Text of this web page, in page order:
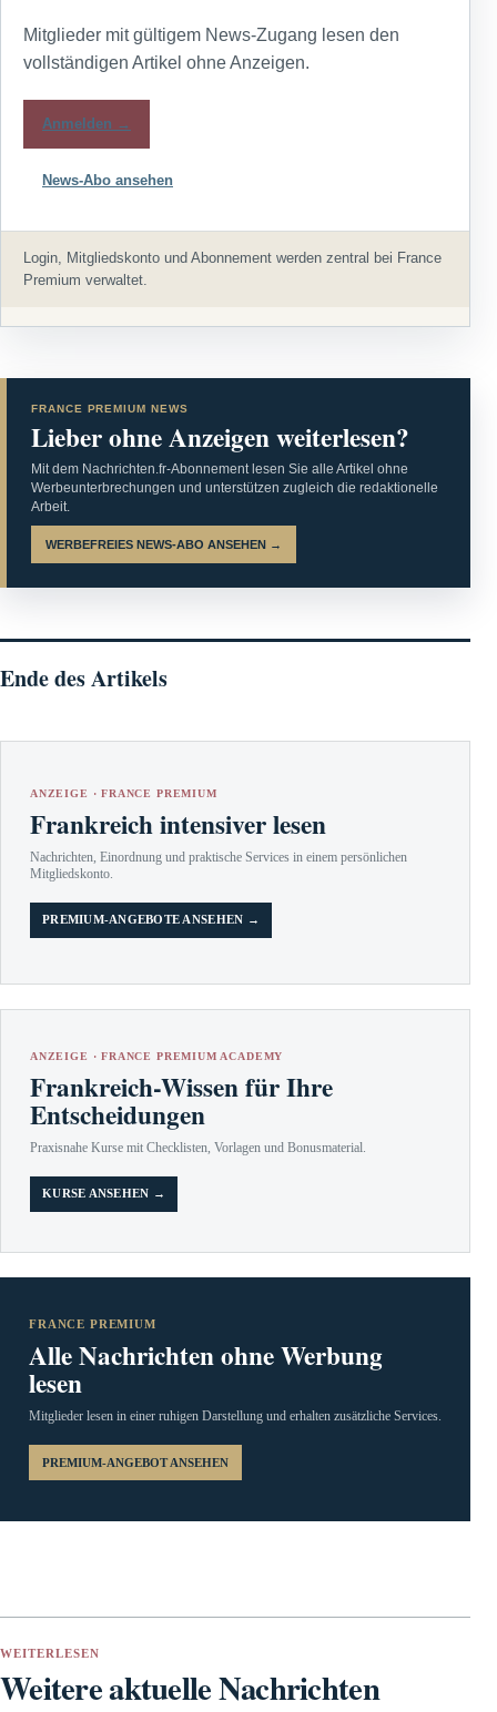
Mitglieder mit gültigem News-Zugang lesen den
vollständigen Artikel ohne Anzeigen.
Anmelden →
News-Abo ansehen
Login, Mitgliedskonto und Abonnement werden zentral bei France
Premium verwaltet.
FRANCE PREMIUM NEWS
Lieber ohne Anzeigen weiterlesen?
Mit dem Nachrichten.fr-Abonnement lesen Sie alle Artikel ohne
Werbeunterbrechungen und unterstützen zugleich die redaktionelle
Arbeit.
WERBEFREIES NEWS-ABO ANSEHEN →
Ende des Artikels
ANZEIGE · FRANCE PREMIUM
Frankreich intensiver lesen
Nachrichten, Einordnung und praktische Services in einem persönlichen
Mitgliedskonto.
PREMIUM-ANGEBOTE ANSEHEN →
ANZEIGE · FRANCE PREMIUM ACADEMY
Frankreich-Wissen für Ihre
Entscheidungen
Praxisnahe Kurse mit Checklisten, Vorlagen und Bonusmaterial.
KURSE ANSEHEN →
FRANCE PREMIUM
Alle Nachrichten ohne Werbung
lesen
Mitglieder lesen in einer ruhigen Darstellung und erhalten zusätzliche Services.
PREMIUM-ANGEBOT ANSEHEN
WEITERLESEN
Weitere aktuelle Nachrichten